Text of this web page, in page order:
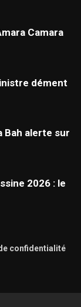
Camara
dément
Bah alerte sur
2026 : le
confidentialité